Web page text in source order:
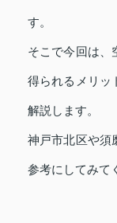
す。
そこで今回は、
得られるメリッ
解説します。
神戸市北区や須
参考にしてみて